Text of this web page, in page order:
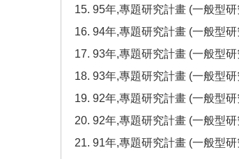
95年,專題研究計畫 (一般型
94年,專題研究計畫 (一般型
93年,專題研究計畫 (一般型
93年,專題研究計畫 (一般型
92年,專題研究計畫 (一般型
92年,專題研究計畫 (一般型
91年,專題研究計畫 (一般型